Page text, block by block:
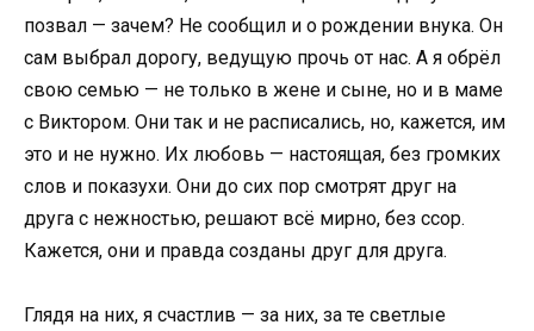
позвал — зачем? Не сообщил и о рождении внука. Он
сам выбрал дорогу, ведущую прочь от нас. А я обрёл
свою семью — не только в жене и сыне, но и в маме
с Виктором. Они так и не расписались, но, кажется, им
это и не нужно. Их любовь — настоящая, без громких
слов и показухи. Они до сих пор смотрят друг на
друга с нежностью, решают всё мирно, без ссор.
Кажется, они и правда созданы друг для друга.
Глядя на них, я счастлив — за них, за те светлые